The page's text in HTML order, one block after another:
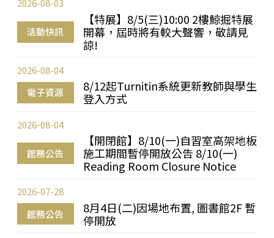
活動快訊
【特展】8/5(三)10:00 2樓鯨掘特展
開幕，屆時將有較大聲響，敬請見
諒!
2026-08-03
電子資源
8/12起Turnitin系統更新教師與學生
登入方式
2026-08-04
館務公告
【開閉館】8/10(一)自習室高架地板
施工期間暫停開放公告 8/10(一)
Reading Room Closure Notice
2026-08-04
館務公告
8月4日(二)因場地布置, 圖書館2F 暫
停開放
2026-07-28